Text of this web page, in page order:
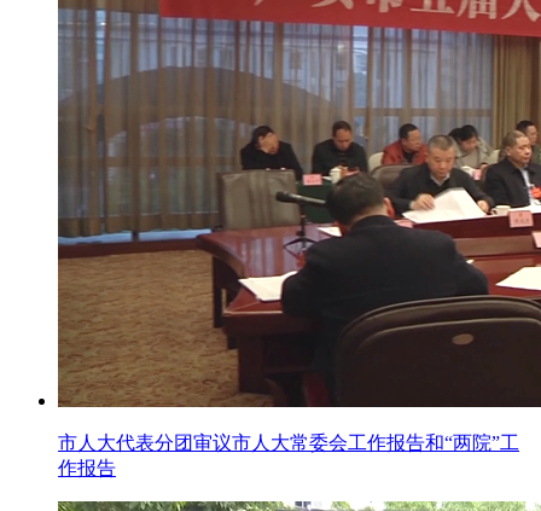
市人大代表分团审议市人大常委会工作报告和“两院”工
作报告